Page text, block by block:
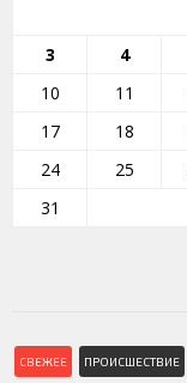
3
4
10
11
17
18
24
25
31
СВЕЖЕЕ ПРОИСШЕСТВИЕ